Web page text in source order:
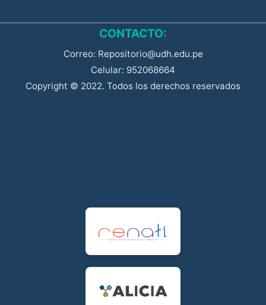
CONTACTO:
Correo: Repositorio@udh.edu.pe
Celular: 952068664
Copyright © 2022. Todos los derechos reservados